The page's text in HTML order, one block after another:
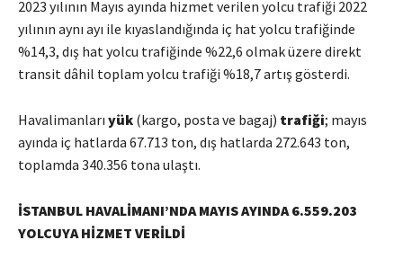
2023 yılının Mayıs ayında hizmet verilen yolcu trafiği 2022
yılının aynı ayı ile kıyaslandığında iç hat yolcu trafiğinde
%14,3, dış hat yolcu trafiğinde %22,6 olmak üzere direkt
transit dâhil toplam yolcu trafiği %18,7 artış gösterdi.
Havalimanları yük (kargo, posta ve bagaj) trafiği; mayıs
ayında iç hatlarda 67.713 ton, dış hatlarda 272.643 ton,
toplamda 340.356 tona ulaştı.
İSTANBUL HAVALİMANI’NDAMAYIS AYINDA 6.559.203
YOLCUYA HİZMET VERİLDİ